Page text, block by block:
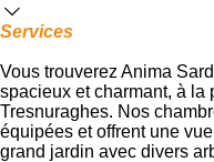
Services
Vous trouverez Anima
spacieux et charmant, à
Tresnuraghes. Nos
équipées et offrent une
grand jardin avec divers